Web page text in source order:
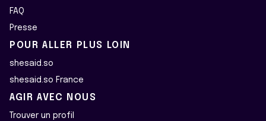
FAQ
Presse
POUR ALLER PLUS LOIN
shesaid.so
shesaid.so France
AGIR AVEC NOUS
Trouver un profil